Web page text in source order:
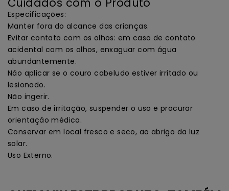
Especificações:
Manter fora do alcance das crianças.
Evitar contato com os olhos: em caso de contato
acidental com os olhos, enxaguar com água
abundantemente.
Não aplicar se o couro cabeludo estiver irritado ou
lesionado.
Não ingerir.
Em caso de irritação, suspender o uso e procurar
orientação médica.
Conservar em local fresco e seco, ao abrigo da luz
solar.
Uso Externo.